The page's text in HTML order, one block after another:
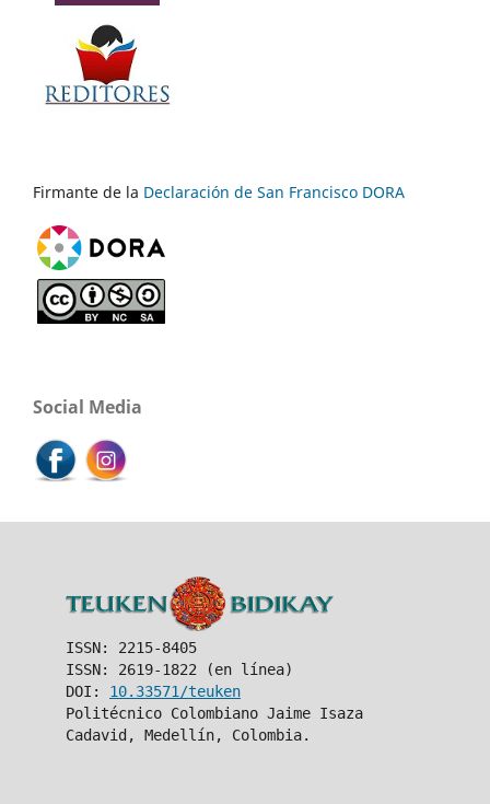
Firmante de la Declaración de San Francisco DORA
Social Media
ISSN: 2215-8405
ISSN: 2619-1822 (en línea)
DOI: 10.33571/teuken
Politécnico Colombiano Jaime Isaza
Cadavid, Medellín, Colombia.